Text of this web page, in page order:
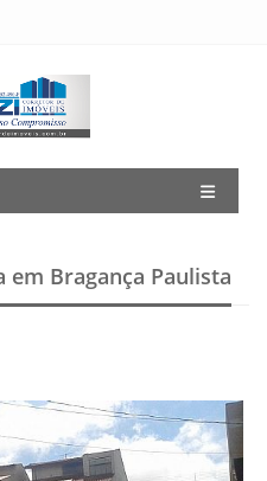
em Bragança Paulista